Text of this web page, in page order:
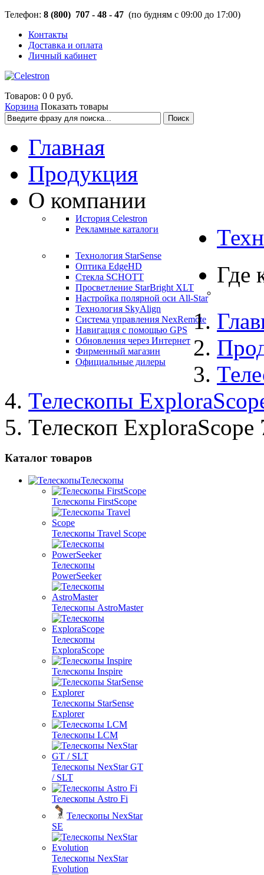
Телефон: 8 (800) 707 - 48 - 47 (по будням с 09:00 до 17:00)
Контакты
Доставка и оплата
Личный кабинет
Товаров: 0 0 руб.
Корзина Показать товары
Главная
Продукция
О компании
История Celestron
Рекламные каталоги
Технология StarSense
Оптика EdgeHD
Стекла SCHOTT
Просветление StarBright XLT
Настройка полярной оси All-Star
Технология SkyAlign
Система управления NexRemote
Навигация с помощью GPS
Обновления через Интернет
Где
Фирменный магазин
Официальные дилеры
Телескопы
Телескоп ExploraScope
Каталог товаров
Телескопы
Телескопы FirstScope
Телескопы Travel Scope
Телескопы
PowerSeeker
Телескопы AstroMaster
Телескопы
ExploraScope
Телескопы Inspire
Телескопы StarSense
Explorer
Телескопы LCM
Телескопы NexStar GT
/ SLT
Телескопы Astro Fi
Телескопы NexStar
SE
Телескопы NexStar
Evolution